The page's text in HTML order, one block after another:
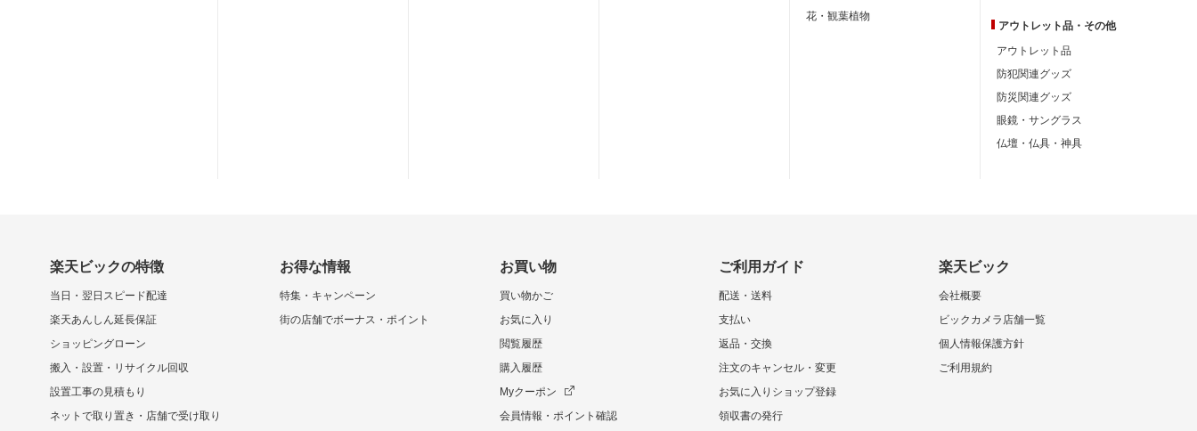
花・観葉植物
アウトレット品・ その他
アウトレット品
防犯関連グッズ
防災関連グッズ
眼鏡・サングラス
仏壇・仏具・神具
楽天ビックの特徴
当日・翌日スピード配達
楽天あんしん延長保証
ショッピングローン
搬入・設置・リサイクル回収
設置工事の見積もり
ネットで取り置き・店舗で受け取り
お得な情報
特集・キャンペーン
街の店舗でボーナス・ポイント
お買い物
買い物かご
お気に入り
閲覧履歴
購入履歴
Myクーポン
会員情報・ポイント確認
ご利用ガイド
配送・送料
支払い
返品・交換
注文のキャンセル・変更
お気に入りショップ登録
領収書の発行
楽天ビック
会社概要
ビックカメラ店舗一覧
個人情報保護方針
ご利用規約